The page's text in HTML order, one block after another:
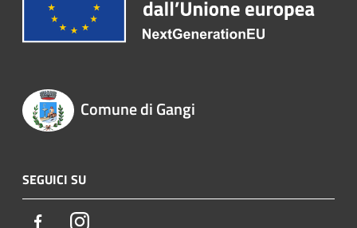
Comune di Gangi
SEGUICI SU
FacebookInstagram